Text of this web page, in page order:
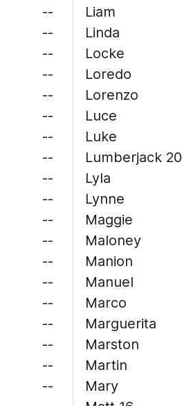
--
--
--
--
--
--
--
--
--
--
--
--
--
--
--
--
--
--
--
Liam
Linda
Locke
Loredo
Lorenzo
Luce
Luke
Lumberjack 20
Lyla
Lynne
Maggie
Maloney
Manion
Manuel
Marco
Marguerita
Marston
Martin
Mary